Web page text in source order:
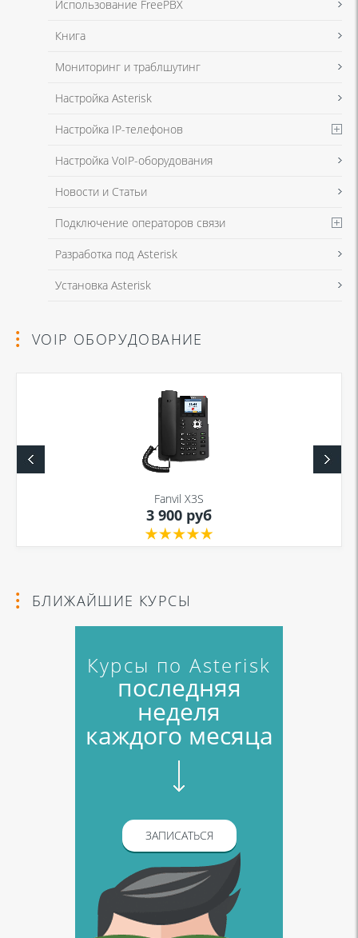
Использование FreePBX
Книга
Мониторинг и траблшутинг
Настройка Asterisk
Настройка IP-телефонов
Настройка VoIP-оборудования
Новости и Статьи
Подключение операторов связи
Разработка под Asterisk
Установка Asterisk
VOIP ОБОРУДОВАНИЕ
Fanvil X3S
3 900 руб
БЛИЖАЙШИЕ КУРСЫ
Курсы по Asterisk
последняя
неделя
каждого месяца
ЗАПИСАТЬСЯ